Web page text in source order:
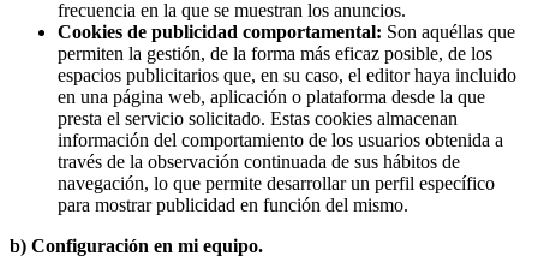
frecuencia en la que se muestran los anuncios.
Cookies de publicidad comportamental: Son aquéllas que
permiten la gestión, de la forma más eficaz posible, de los
espacios publicitarios que, en su caso, el editor haya incluido
en una página web, aplicación o plataforma desde la que
presta el servicio solicitado. Estas cookies almacenan
información del comportamiento de los usuarios obtenida a
través de la observación continuada de sus hábitos de
navegación, lo que permite desarrollar un perfil específico
para mostrar publicidad en función del mismo.
b) Configuración en mi equipo.